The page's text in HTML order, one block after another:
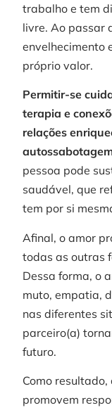
trabalho e tem
livre. Ao passar
envelhecimento
próprio valor.
Permitir-se
terapia e
relações
pessoa pode
saudável, que
tem por si
Afinal, o amor
todas as outras
Dessa forma, o
muto, empatia,
nas diferentes
parceiro(a)
futuro.
Como
promovem